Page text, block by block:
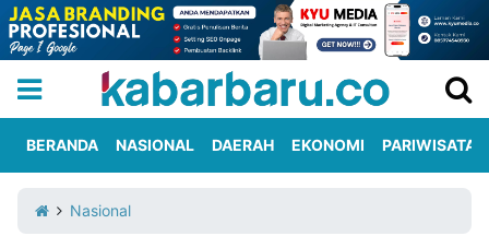
Iklan
Berita
Kami
BERANDA NASIONAL DAERAH EKONOMI PARIWISATA
Nasional